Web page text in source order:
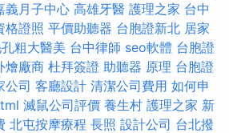
義月子中心 高雄牙醫 護理之家 台中
格證照 平價助聽器 台胞證新北 居家
粗大醫美 台中律師 seo軟體 台胞證
燴廠商 杜拜簽證 助聽器 原理 台胞證
公司 客廳設計 清潔公司費用 如何申
滅鼠公司評價 養生村 護理之家 新
北屯按摩療程 長照 設計公司 台北撥